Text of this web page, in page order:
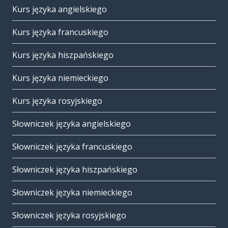
Kurs języka angielskiego
Kurs języka francuskiego
Kurs języka hiszpańskiego
Kurs języka niemieckiego
Kurs języka rosyjskiego
Słowniczek języka angielskiego
Słowniczek języka francuskiego
Słowniczek języka hiszpańskiego
Słowniczek języka niemieckiego
Słowniczek języka rosyjskiego